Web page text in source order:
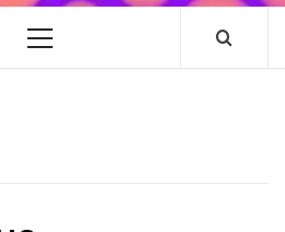
Menú